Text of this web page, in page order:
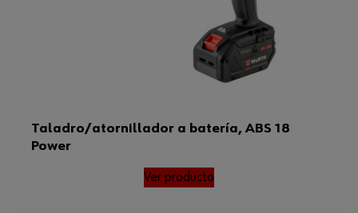
Taladro/atornillador a batería, ABS 18
Power
Ver producto